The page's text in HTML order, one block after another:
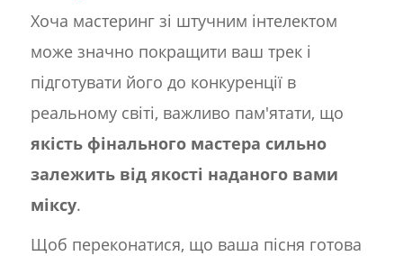
Хоча мастеринг зі штучним інтелектом
може значно покращити ваш трек і
підготувати його до конкуренції в
реальному світі, важливо пам'ятати, що
якість фінального мастера сильно
залежить від якості наданого вами
міксу.
Щоб переконатися, що ваша пісня готова